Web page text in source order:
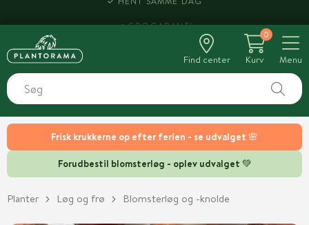
Frisk krukkerne op efter ferien - se udvalget 🌸
Forudbestil blomsterløg - oplev udvalget 💚
Find center
0
Kurv
Menu
Planter Løg og frø Blomsterløg og -knolde